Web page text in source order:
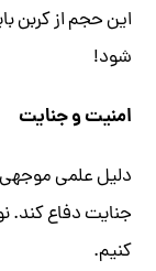
شود!
امنیت و جنایت
دلیل علمی موجهی
جنایت دفاع
کنیم.